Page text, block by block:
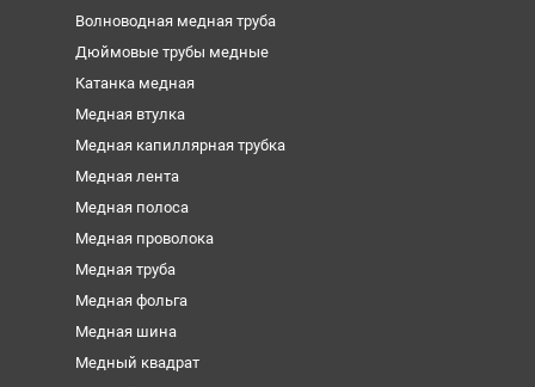
Волноводная медная труба
Дюймовые трубы медные
Катанка медная
Медная втулка
Медная капиллярная трубка
Медная лента
Медная полоса
Медная проволока
Медная труба
Медная фольга
Медная шина
Медный квадрат